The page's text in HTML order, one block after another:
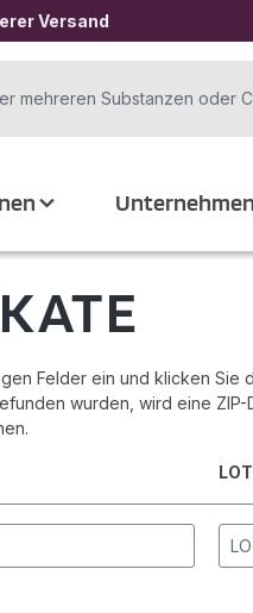
Versand
Unternehmen
Felder ein und klicken
wurden, wird eine